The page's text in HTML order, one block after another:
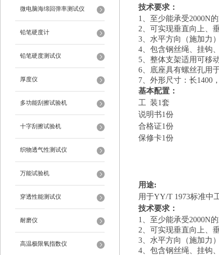
微电脑海绵回弹率测试仪
铅笔硬度计
铅笔硬度测试仪
厚度仪
多功能刮擦试验机
十字刮擦试验机
织物透气性测试仪
万能试验机
穿透性能测试仪
耐磨仪
高温极限氧指数仪
技术要求 ：
1、至少能承受2000N
2、可实现垂直向上、
3、水平方向（施加力
4、包含钢丝绳、挂钩
5、整体支架适用可移
6、底座具有螺丝孔用
7、外形尺寸：长1400
基本配置：
工 装1套
说明书1份
合格证1份
保修卡1份
用途:
用于YY/T 1973标准中
技术要求 ：
1、至少能承受2000N
2、可实现垂直向上、
3、水平方向（施加力
4、包含钢丝绳、挂钩